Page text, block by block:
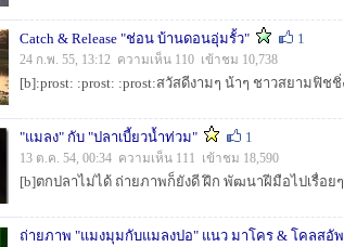
Catch & Release "ช่อน บ้านดอนอุ่มรั้ว" 1
24 ก.พ. 55, 13:12 ความเห็น 110 เข้าชม 10,738
"แมลง" กับ "ปลาเบี้ยวน้ำท่วม" 1
13 ต.ค. 54, 00:34 ความเห็น 111 เข้าชม 18,590
ถ่ายภาพ "แมงมุมกับแมลงปอ" แนว มาโคร & โคลสอัพ